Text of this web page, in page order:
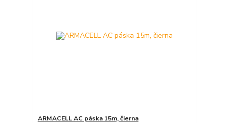
ARMACELL AC páska 15m, čierna